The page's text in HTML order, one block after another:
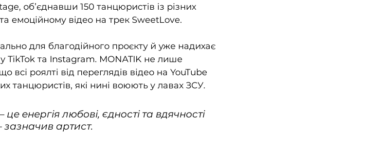
об’єднавши 150 танцюристів із різних
емоційному відео на трек SweetLove.
для благодійного проєкту й уже надихає
TikTok та Instagram. MONATIK не лише
всі роялті від переглядів відео на YouTube
танцюристів, які нині воюють у лавах ЗСУ.
енергія любові, єдності та вдячності
зазначив артист.